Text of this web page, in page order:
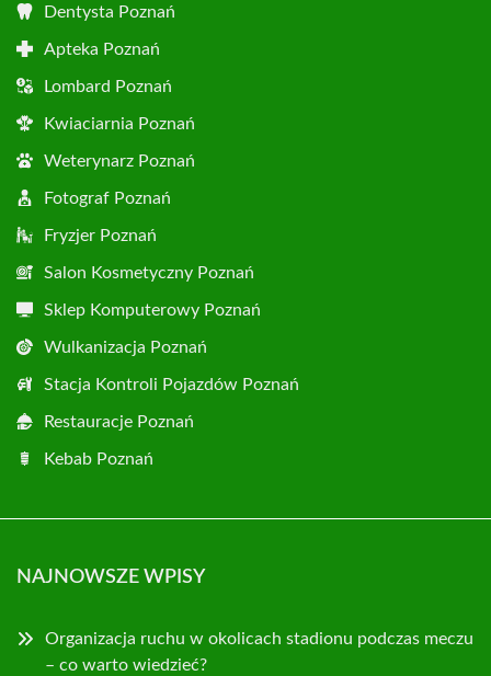
Dentysta Poznań
Apteka Poznań
Lombard Poznań
Kwiaciarnia Poznań
Weterynarz Poznań
Fotograf Poznań
Fryzjer Poznań
Salon Kosmetyczny Poznań
Sklep Komputerowy Poznań
Wulkanizacja Poznań
Stacja Kontroli Pojazdów Poznań
Restauracje Poznań
Kebab Poznań
NAJNOWSZE WPISY
Organizacja ruchu w okolicach stadionu podczas meczu
– co warto wiedzieć?